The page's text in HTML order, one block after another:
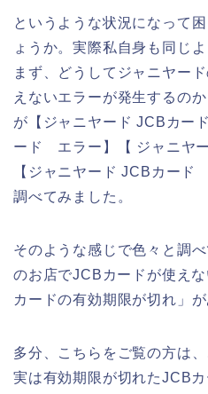
というような状況になって
ょうか。実際私自身も同じ
まず、どうしてジャニヤー
えないエラーが発生するの
が【ジャニヤード JCBカー
ード エラー】【 ジャニヤ
【ジャニヤード JCBカー
調べてみました。
そのような感じで色々と調
のお店でJCBカードが使え
カードの有効期限が切れ」
多分、こちらをご覧の方は
実は有効期限が切れたJCB